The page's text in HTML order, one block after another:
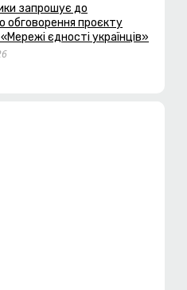
запрошує до
обговорення проєкту
єдності українців»